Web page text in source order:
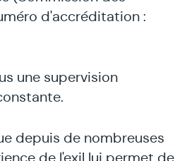
d'accréditation :
une supervision
depuis de nombreuses